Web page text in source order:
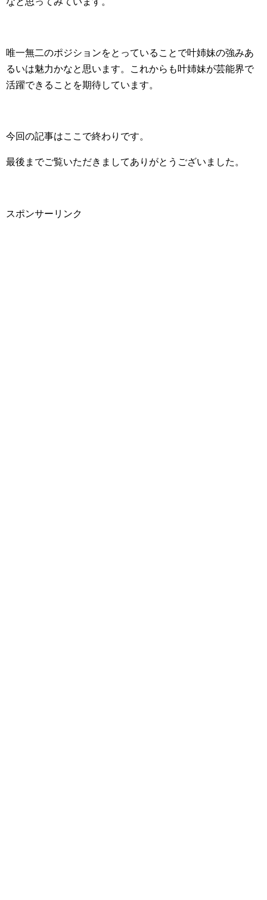
唯一無二のポジションをとっていることで叶姉妹の強みあ
るいは魅力かなと思います。これからも叶姉妹が芸能界で
活躍できることを期待しています。
今回の記事はここで終わりです。
最後までご覧いただきましてありがとうございました。
スポンサーリンク